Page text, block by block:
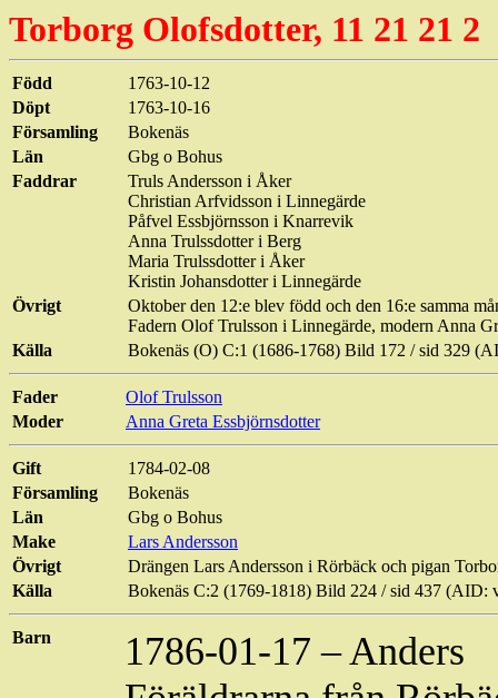
Torborg Olofsdotter, 11 21 21 2
Född
1763-10-12
Döpt
1763-10-16
Församling
Bokenäs
Län
Gbg o Bohus
Faddrar
Truls Andersson i Åker
Christian Arfvidsson i Linnegärde
Påfvel Essbjörnsson i Knarrevik
Anna Trulssdotteri Berg
Maria Trulssdotteri Åker
Kristin Johansdotter i Linnegärde
Övrigt
Oktober den 12:e blev född och den 16:e samma
Fadern Olof Trulsson i Linnegärde, modern Anna
Källa
Bokenäs (O) C:1 (1686-1768) Bild 172 / sid 329
Fader
Olof Trulsson
Moder
Anna Greta Essbjörnsdotter
Gift
1784-02-08
Församling
Bokenäs
Län
Gbg o Bohus
Make
Lars Andersson
Övrigt
Drängen Lars Andersson i Rörbäck och pigan
Källa
Bokenäs C:2 (1769-1818) Bild 224 / sid 437 (AID:
Barn
1786-01-17 – Anders